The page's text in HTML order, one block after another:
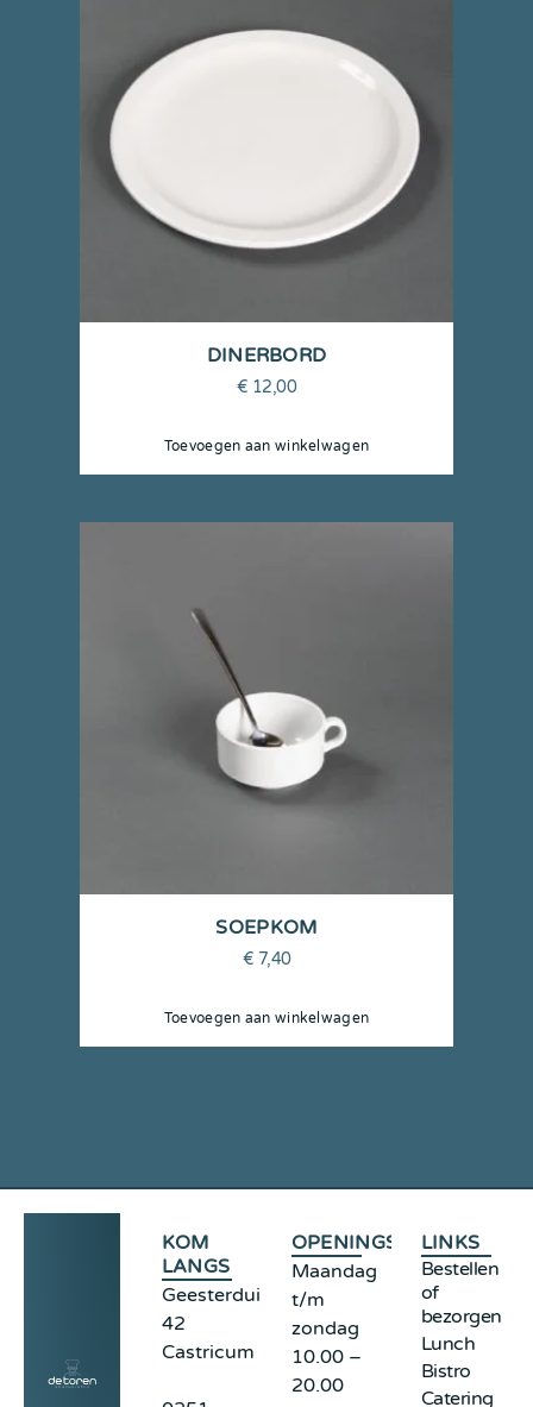
DINERBORD
€ 12,00
Toevoegen aan winkelwagen
SOEPKOM
€ 7,40
Toevoegen aan winkelwagen
KOM
LANGS
Geesterduinweg
42
Castricum
OPENINGSTIJDEN
Maandag
t/m
zondag
10.00 –
20.00
LINKS
Bestellen
of
bezorgen
Lunch
Bistro
Catering